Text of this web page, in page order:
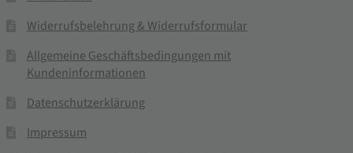
Widerrufsbelehrung & Widerrufsformular
Allgemeine Geschäftsbedingungen mit
Kundeninformationen
Datenschutzerklärung
Impressum